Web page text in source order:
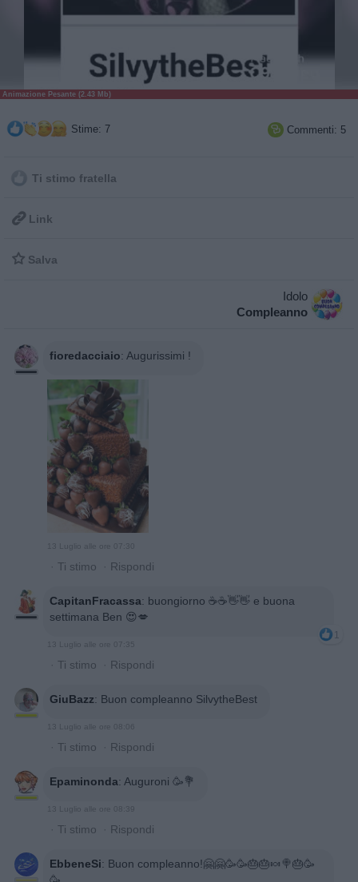
Animazione Pesante (2.43 Mb)
Stime: 7  Commenti: 5
Ti stimo fratella
 Link
 Salva
Idolo
Compleanno
fioredacciaio: Augurissimi !
13 Luglio alle ore 07:30
· Ti stimo · Rispondi
CapitanFracassa: buongiorno ☕️☕️👋👋 e buona
settimana Ben 😍💋
1
13 Luglio alle ore 07:35
· Ti stimo · Rispondi
GiuBazz: Buon compleanno SilvytheBest
· Ti stimo · Rispondi
Epaminonda: Auguroni 🥳💐
13 Luglio alle ore 08:39
· Ti stimo · Rispondi
EbbeneSi: Buon compleanno!🤗🤗🥳🥳🎂🎂🍬🍭🎂🥳
🥳